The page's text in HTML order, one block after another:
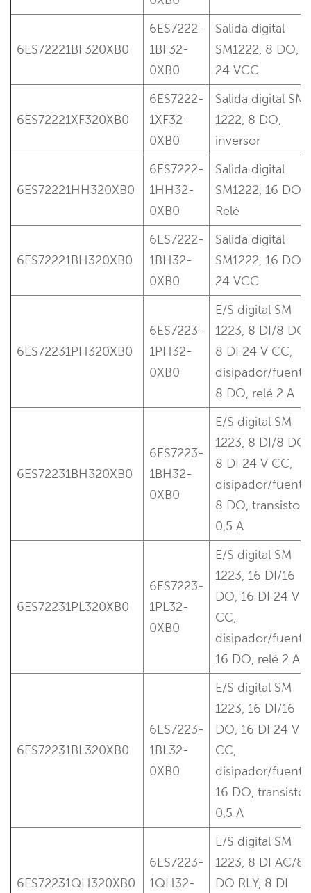
6ES72221BF320XB0
6ES7222-
1BF32-
0XB0
Salida digital
SM1222, 8 DO,
24 VCC
6ES72221XF320XB0
6ES7222-
1XF32-
0XB0
Salida digital SM
1222, 8 DO,
inversor
6ES72221HH320XB0
6ES7222-
1HH32-
0XB0
Salida digital
SM1222, 16 DO,
Relé
6ES72221BH320XB0
6ES7222-
1BH32-
0XB0
Salida digital
SM1222, 16 DO,
24 VCC
6ES72231PH320XB0
6ES7223-
1PH32-
0XB0
E/S digital SM
1223, 8 DI/8 DO,
8 DI 24 V CC,
disipador/
8 DO, relé 2 A
6ES72231BH320XB0
6ES7223-
1BH32-
0XB0
E/S digital SM
1223, 8 DI/8 DO,
8 DI 24 V CC,
disipador/
8 DO, transistor
0,5 A
6ES72231PL320XB0
6ES7223-
1PL32-
0XB0
E/S digital SM
1223, 16 DI/16
DO, 16 DI 24 V
CC,
disipador/
16 DO, relé 2 A
6ES72231BL320XB0
6ES7223-
1BL32-
0XB0
E/S digital SM
1223, 16 DI/16
DO, 16 DI 24 V
CC,
disipador/
16 DO, transistor
0,5 A
6ES72231QH320XB0
6ES7223-
1QH32-
E/S digital SM
1223, 8 DI AC/8
DO RLY, 8 DI